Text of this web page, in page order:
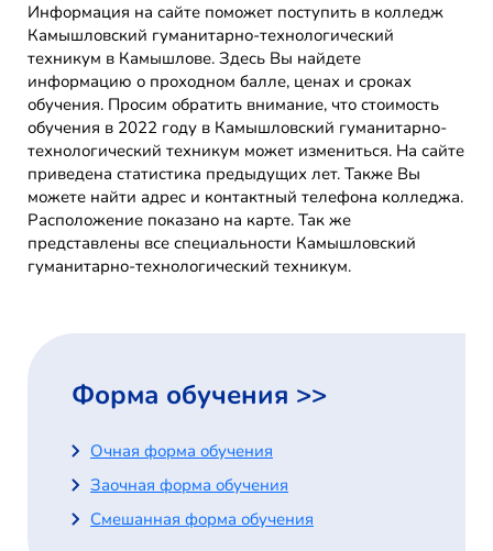
Информация на сайте поможет поступить в колледж
Камышловский гуманитарно-технологический
техникум в Камышлове. Здесь Вы найдете
информацию о проходном балле, ценах и сроках
обучения. Просим обратить внимание, что стоимость
обучения в 2022 году в Камышловский гуманитарно-
технологический техникум может измениться. На сайте
приведена статистика предыдущих лет. Также Вы
можете найти адрес и контактный телефона колледжа.
Расположение показано на карте. Так же
представлены все специальности Камышловский
гуманитарно-технологический техникум.
Форма обучения >>
Очная форма обучения
Заочная форма обучения
Смешанная форма обучения